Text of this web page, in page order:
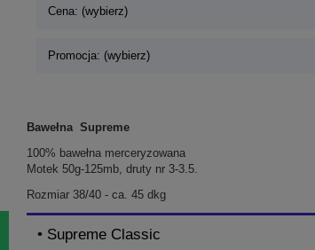
Cena: (wybierz)
Promocja: (wybierz)
Bawełna Supreme
100% bawełna merceryzowana
Motek 50g-125mb, druty nr 3-3.5.
Rozmiar 38/40 - ca. 45 dkg
• Supreme Classic